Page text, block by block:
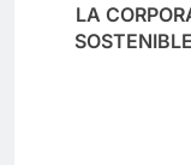
LA